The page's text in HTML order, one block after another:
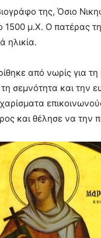
της, Όσιο
1500 μ.Χ. Ο πατέρας
ηλικία.
από νωρίς για
σεμνότητα και την
και θέλησε να την